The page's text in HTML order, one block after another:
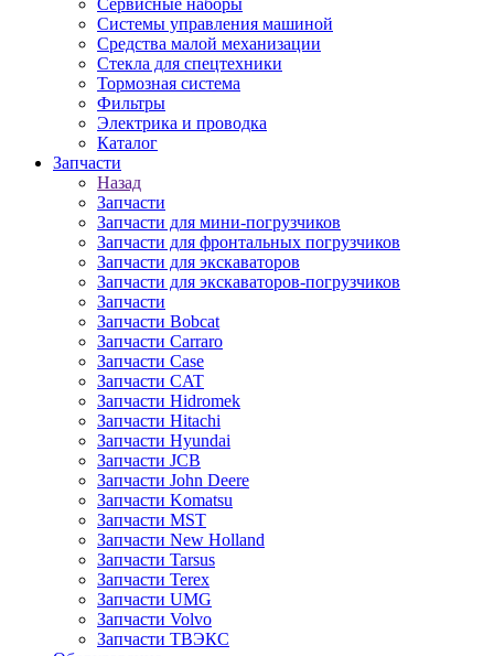
Сервисные наборы
Системы управления машиной
Средства малой механизации
Стекла для спецтехники
Тормозная система
Фильтры
Электрика и проводка
Каталог
Запчасти
Назад
Запчасти
Запчасти для мини-погрузчиков
Запчасти для фронтальных погрузчиков
Запчасти для экскаваторов
Запчасти для экскаваторов-погрузчиков
Запчасти
Запчасти Bobcat
Запчасти Carraro
Запчасти Case
Запчасти CAT
Запчасти Hidromek
Запчасти Hitachi
Запчасти Hyundai
Запчасти JCB
Запчасти John Deere
Запчасти Komatsu
Запчасти MST
Запчасти New Holland
Запчасти Tarsus
Запчасти Terex
Запчасти UMG
Запчасти Volvo
Запчасти ТВЭКС